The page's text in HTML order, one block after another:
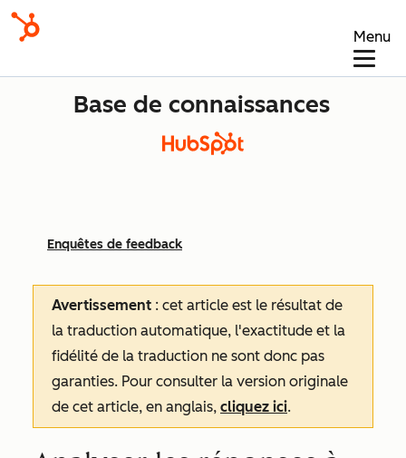
Menu
Base de connaissances
Enquêtes de feedback
Avertissement : cet article est le résultat de
la traduction automatique, l'exactitude et la
fidélité de la traduction ne sont donc pas
garanties. Pour consulter la version originale
de cet article, en anglais, cliquez ici.